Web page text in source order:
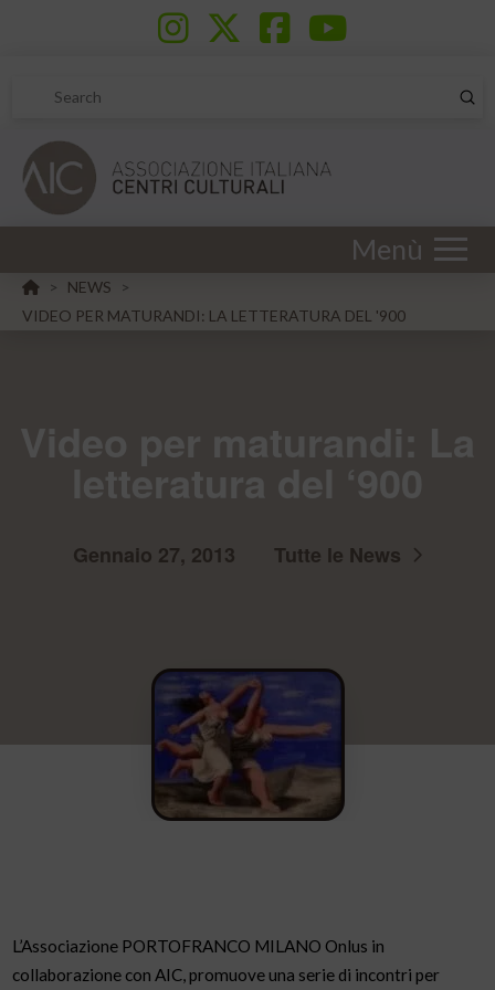
Search
Menù
HOME
> NEWS
>
VIDEO PER MATURANDI: LA LETTERATURA DEL '900
Gennaio 27, 2013 Tutte le News
L’Associazione PORTOFRANCO MILANO Onlus in
collaborazione con AIC, promuove una serie di incontri per